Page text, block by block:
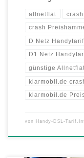
allnetflat
crash
D Netz
D1 Netz
günstige
klarmobil.de
klarmobil.de
von Handy-DSL-